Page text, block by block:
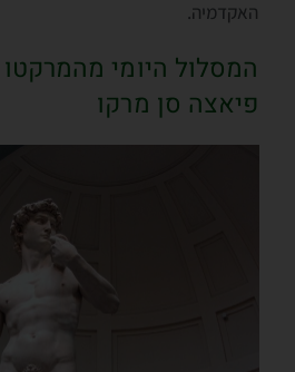
האקדמיה.
המסלול היומי
פיאצה סן מרקו